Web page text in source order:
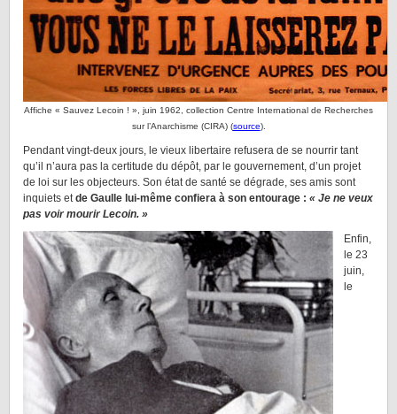
Affiche « Sauvez Lecoin ! », juin 1962, collection Centre International de Recherches
sur l’Anarchisme (CIRA) (source).
Pendant vingt-deux jours, le vieux libertaire refusera de se nourrir tant
qu’il n’aura pas la certitude du dépôt, par le gouvernement, d’un projet
de loi sur les objecteurs. Son état de santé se dégrade, ses amis sont
inquiets etde Gaulle lui-même confiera à son entourage : « Je ne veux
pas voir mourir Lecoin. »
Enfin,
le 23
juin,
le